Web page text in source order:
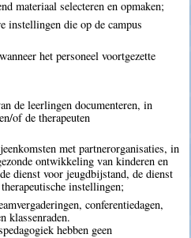
materiaal selecteren en opmaken;
instellingen die op de campus
het personeel voortgezette
de leerlingen documenteren, in
of de therapeuten
met partnerorganisaties, in
ontwikkeling van kinderen en
dienst voor jeugdbijstand, de dienst
instellingen;
conferentiedagen,
klassenraden.
hebben geen